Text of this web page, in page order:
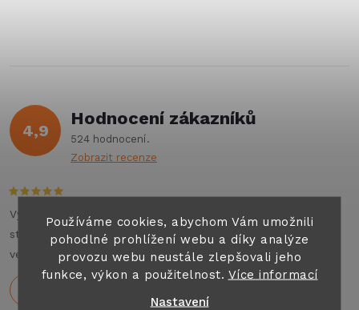
Používáme cookies, abychom Vám umožnili
pohodlné prohlížení webu a díky analýze
provozu webu neustále zlepšovali jeho
funkce, výkon a použitelnost. Více informací
Nastavení
l
d
a
c
í
p
r
4,9
Hodnocení zákazníků
524 hodnocení
Zobrazit recenze
Holeček
Výborné jednání , příjemný personál , auto top. Můžu na
stoprocent doporučit všem co hledají jakýkoliv pronájem
velkých aut nebo karavanu na dovolenou .